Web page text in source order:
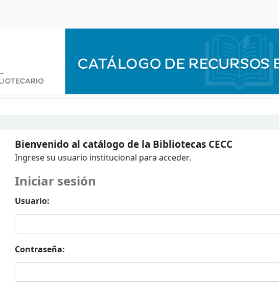
Bienvenido al catálogo de la Bibliotecas CECC
Ingrese su usuario institucional para acceder.
Iniciar sesión
Usuario:
Contraseña: